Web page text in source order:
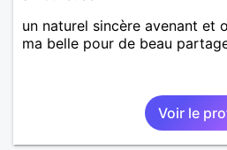
un naturel sincère avenant et
ma belle pour de beau
Voir le